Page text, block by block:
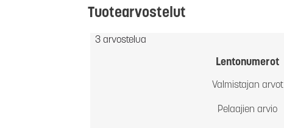
Tuotearvostelut
3 arvostelua
Lentonumerot
Valmistajan arvot
Pelaajien arvio